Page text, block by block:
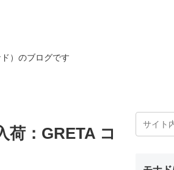
）のブログです
荷：GRETA コ